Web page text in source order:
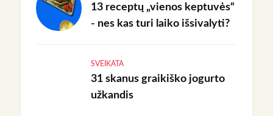
13 receptų „vienos keptuvės“
- nes kas turi laiko išsivalyti?
SVEIKATA
31 skanus graikiško jogurto
užkandis